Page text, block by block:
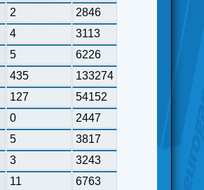
2
2846
4
3113
5
6226
435
133274
127
54152
0
2447
5
3817
3
3243
11
6763